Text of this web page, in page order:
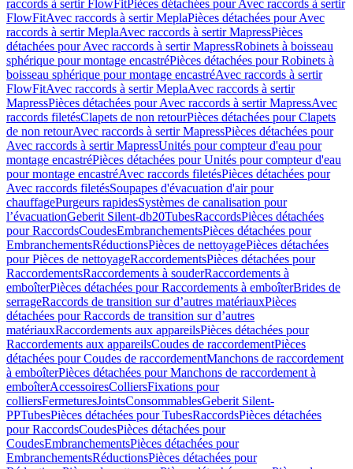
raccords à sertir FlowFitPièces détachées pour Avec raccords à sertir
FlowFitAvec raccords à sertir MeplaPièces détachées pour Avec
raccords à sertir MeplaAvec raccords à sertir MapressPièces
détachées pour Avec raccords à sertir MapressRobinets à boisseau
sphérique pour montage encastréPièces détachées pour Robinets à
boisseau sphérique pour montage encastréAvec raccords à sertir
FlowFitAvec raccords à sertir MeplaAvec raccords à sertir
MapressPièces détachées pour Avec raccords à sertir MapressAvec
raccords filetésClapets de non retourPièces détachées pour Clapets
de non retourAvec raccords à sertir MapressPièces détachées pour
Avec raccords à sertir MapressUnités pour compteur d'eau pour
montage encastréPièces détachées pour Unités pour compteur d'eau
pour montage encastréAvec raccords filetésPièces détachées pour
Avec raccords filetésSoupapes d'évacuation d'air pour
chauffagePurgeurs rapidesSystèmes de canalisation pour
l’évacuationGeberit Silent-db20TubesRaccordsPièces détachées
pour RaccordsCoudesEmbranchementsPièces détachées pour
EmbranchementsRéductionsPièces de nettoyagePièces détachées
pour Pièces de nettoyageRaccordementsPièces détachées pour
RaccordementsRaccordements à souderRaccordements à
emboîterPièces détachées pour Raccordements à emboîterBrides de
serrageRaccords de transition sur d’autres matériauxPièces
détachées pour Raccords de transition sur d’autres
matériauxRaccordements aux appareilsPièces détachées pour
Raccordements aux appareilsCoudes de raccordementPièces
détachées pour Coudes de raccordementManchons de raccordement
à emboîterPièces détachées pour Manchons de raccordement à
emboîterAccessoiresColliersFixations pour
colliersFermeturesJointsConsommablesGeberit Silent-
PPTubesPièces détachées pour TubesRaccordsPièces détachées
pour RaccordsCoudesPièces détachées pour
CoudesEmbranchementsPièces détachées pour
EmbranchementsRéductionsPièces détachées pour